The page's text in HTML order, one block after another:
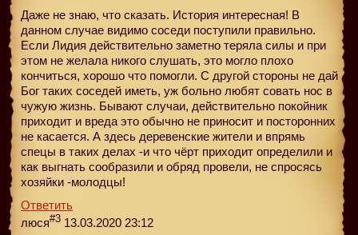
Даже не знаю, что сказать. История интересная! В
данном случае видимо соседи поступили правильно.
Если Лидия действительно заметно теряла силы и при
этом не желала никого слушать, это могло плохо
кончиться, хорошо что помогли. С другой стороны не дай
Бог таких соседей иметь, уж больно любят совать нос в
чужую жизнь. Бывают случаи, действительно покойник
приходит и вреда это обычно не приносит и посторонних
не касается. А здесь деревенские жители и впрямь
спецы в таких делах -и что чёрт приходит определили и
как выгнать сообразили и обряд провели, не спросясь
хозяйки -молодцы!
Ответить
люся#3 13.03.2020 23:12